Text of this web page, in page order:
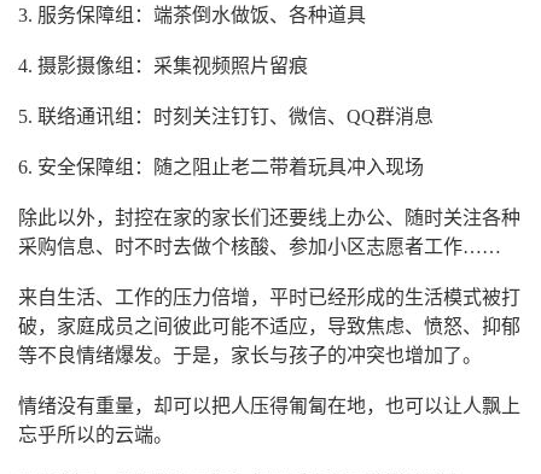
3. 服务保障组：端茶倒水做饭、各种道具
4. 摄影摄像组：采集视频照片留痕
5. 联络通讯组：时刻关注钉钉、微信、QQ群消息
6. 安全保障组：随之阻止老二带着玩具冲入现场
除此以外，封控在家的家长们还要线上办公、随时关注各种
采购信息、时不时去做个核酸、参加小区志愿者工作……
来自生活、工作的压力倍增，平时已经形成的生活模式被打
破，家庭成员之间彼此可能不适应，导致焦虑、愤怒、抑郁
等不良情绪爆发。于是，家长与孩子的冲突也增加了。
情绪没有重量，却可以把人压得匍匐在地，也可以让人飘上
忘乎所以的云端。